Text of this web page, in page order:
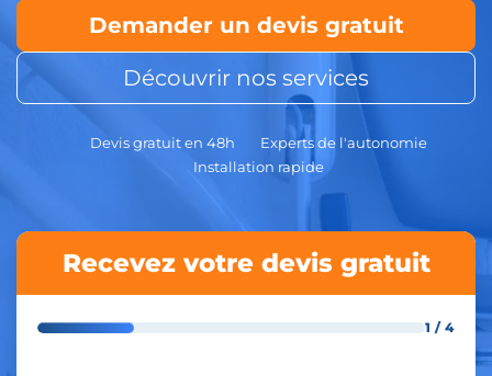
Demander un devis gratuit
Découvrir nos services
Devis gratuit en 48h
Experts de l'autonomie
Installation rapide
Recevez votre devis gratuit
1 / 4